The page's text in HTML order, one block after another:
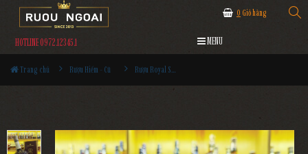
0 Giỏ hàng
HOTLINE 0972.12345.1 MENU
Trang chủ Rượu Hiếm - Cũ Rượu Royal Salute 88